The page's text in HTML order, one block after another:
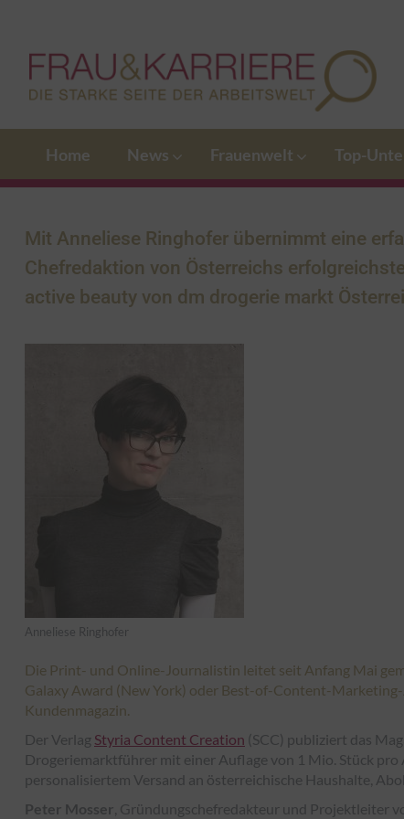
Home News Frauenwelt Top-
Mit Anneliese Ringhofer übernimmt eine
Chefredaktion von Österreichs
active beauty von dm drogerie markt
Anneliese Ringhofer
Die Print- und Online-Journalistin leitet seit Anfang Mai
Galaxy Award (New York) oder Best-of-Content-
Kundenmagazin.
Der Verlag Styria Content Creation (SCC) publiziert das
Drogeriemarktführer mit einer Auflage von 1 Mio. Stück pro
personalisiertem Versand an österreichische Haushalte,
Peter Mosser , Gründungschefredakteur und Projektleiter